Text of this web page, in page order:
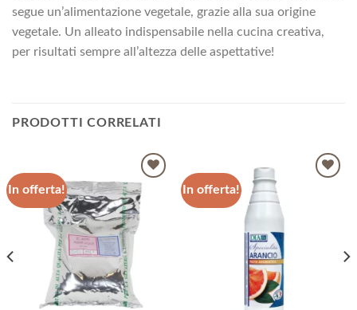
segue un’alimentazione vegetale, grazie alla sua origine
vegetale. Un alleato indispensabile nella cucina creativa,
per risultati sempre all’altezza delle aspettative!
PRODOTTI CORRELATI
In offerta!
Aggiungi
alla lista
dei
desideri
In offerta!